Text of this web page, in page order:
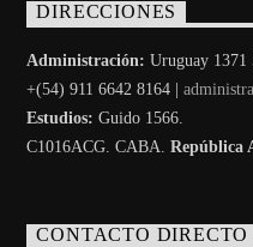
DIRECCIONES
Administración: Uruguay 1371
+(54) 911 6642 8164 |
Estudios: Guido 1566.
C1016ACG. CABA.República
CONTACTO DIRECTO